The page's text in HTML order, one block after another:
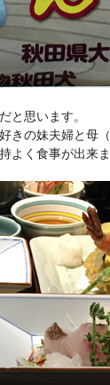
と思います。
きの妹夫婦と母
よく食事が出来ま